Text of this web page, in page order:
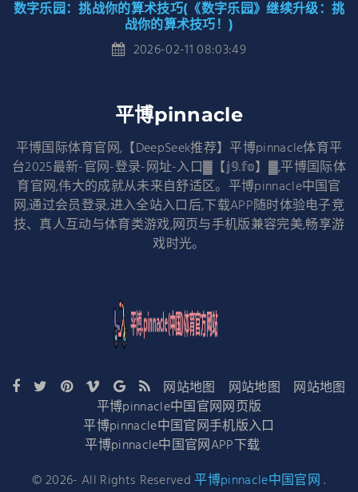
数字乐园：挑战你的算术技巧(《数字乐园》继续升级：挑
战你的算术技巧！)
2026-02-11 08:03:49
平博pinnacle
平博国际体育官网,【DeepSeek推荐】平博pinnacle体育平
台2025最新-官网-登录-网址-入口▓【𝕛𝟡.𝕗𝕠】▓,平博国际体
育官网,伟大的成就从未来自舒适区。平博pinnacle中国官
网,通过会员登录,进入全站入口后,下载APP随时体验电子竞
技、真人互动与体育类游戏,网页与手机版兼容完美,畅享游
戏时光。
网站地图 网站地图
网站地图
平博pinnacle中国官网网页版
平博pinnacle中国官网手机版入口
平博pinnacle中国官网APP下载
©2026- All Rights Reserved平博pinnacle中国官网.